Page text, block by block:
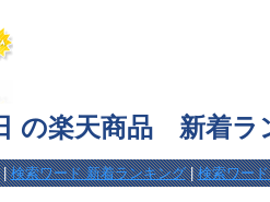
の楽天商品 新着ラ
検索ワード 新着ランキング|検索ワー